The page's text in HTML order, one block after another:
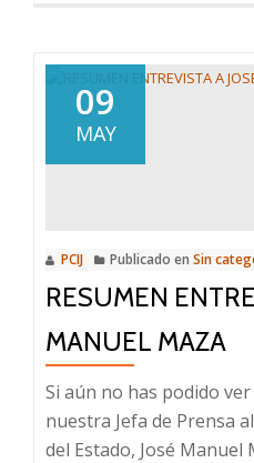
constitucional
favor
09
MAY
PCIJ Publicado en Sin
RESUMEN
MANUEL MAZA
Si aún no has podido
nuestra Jefa de Prensa
del Estado, José Manuel